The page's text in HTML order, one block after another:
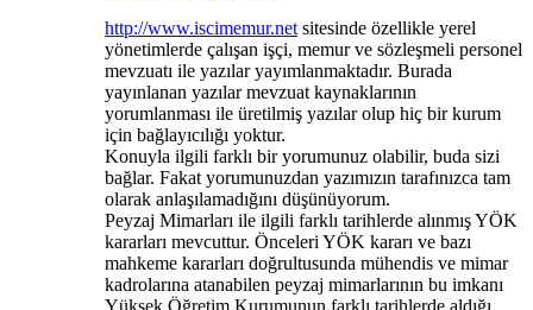
http://www.iscimemur.net sitesinde özellikle yerel
yönetimlerde çalışan işçi, memur ve sözleşmeli personel
mevzuatı ile yazılar yayımlanmaktadır. Burada
yayınlanan yazılar mevzuat kaynaklarının
yorumlanması ile üretilmiş yazılar olup hiç bir kurum
için bağlayıcılığı yoktur.
Konuyla ilgili farklı bir yorumunuz olabilir, buda sizi
bağlar. Fakat yorumunuzdan yazımızın tarafınızca tam
olarak anlaşılamadığını düşünüyorum.
Peyzaj Mimarları ile ilgili farklı tarihlerde alınmış YÖK
kararları mevcuttur. Önceleri YÖK kararı ve bazı
mahkeme kararları doğrultusunda mühendis ve mimar
kadrolarına atanabilen peyzaj mimarlarının bu imkanı